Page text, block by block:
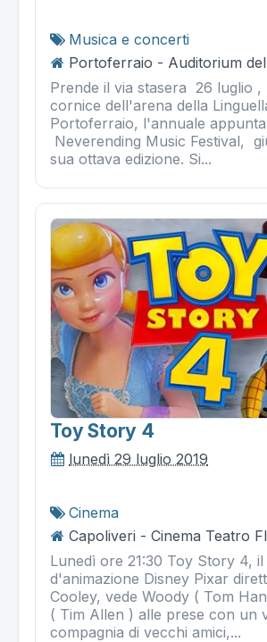
Musica e concerti
Portoferraio - Auditorium
Prende il via stasera 26 luglio ,
cornice dell'arena della
Portoferraio, l'annuale
Neverending Music Festival,
sua ottava edizione. Si...
Toy Story 4
lunedì 29 luglio 2019
Cinema
Capoliveri - Cinema Teatro
Lunedì ore 21:30 Toy Story 4, il
d'animazione Disney Pixar
Cooley, vede Woody ( Tom
( Tim Allen ) alle prese con un
compagnia di vecchi amici,...